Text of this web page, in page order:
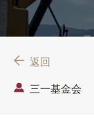
返回
三一基金会